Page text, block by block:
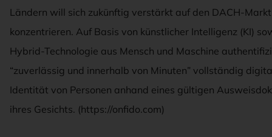
Ländern will sich zukünftig verstärkt auf den DACH-Markt
konzentrieren. Auf Basis von künstlicher Intelligenz (KI)
Hybrid-Technologie aus Mensch und Maschine
“zuverlässig und innerhalb von Minuten” vollständig
Identität von Personen anhand eines gültigen
ihres Gesichts. (https://onfido.com)